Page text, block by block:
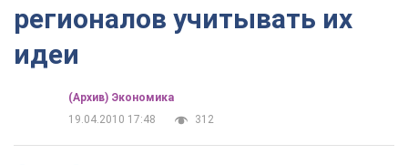
регионалов учитывать их
идеи
(Архив) Экономика
19.04.2010 17:48
312